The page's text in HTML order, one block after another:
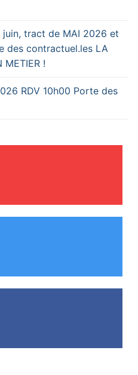
tract de MAI 2026 et
des contractuel.les LA
METIER !
RDV 10h00 Porte des